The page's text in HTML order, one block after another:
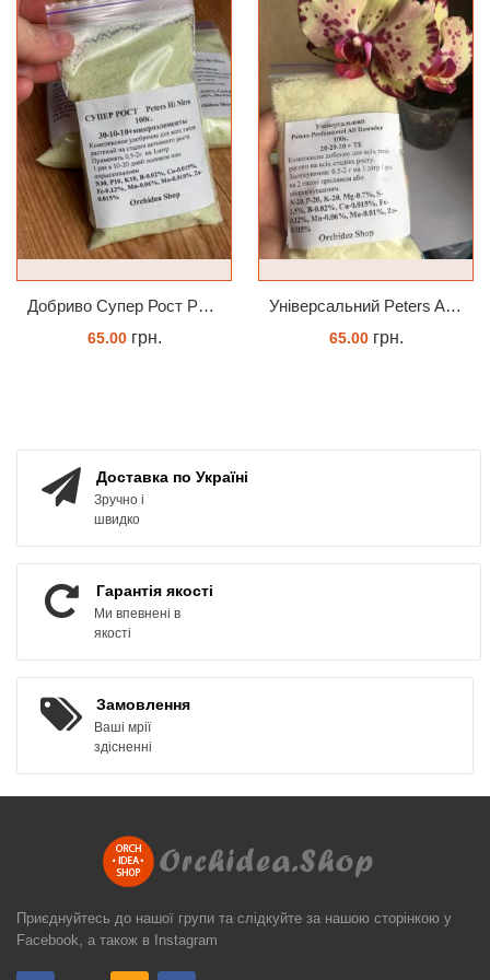
Добриво Супер Рост Peters Hi Nitro 30-10-10 + мікроелементи
65.00грн.
Універсальний Peters Allrounder 20-20-20+ТЕ
65.00грн.
Доставка по Україні
Зручно і
швидко
Гарантія якості
Ми впевнені в
якості
Замовлення
Ваші мрії
здісненні
Приєднуйтесь до нашої групи та слідкуйте за нашою сторінкою у
Facebook, а також в Instagram